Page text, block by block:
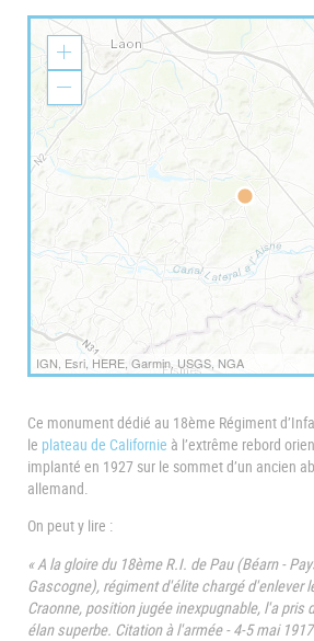
IGN, Esri, HERE, Garmin, USGS, NGA
Z
o
o
m
I
o
o
O
u
Ce monument dédié au 18ème Régiment
le plateau de Californie à l’extrême rebord
implanté en 1927 sur le sommet d’un ancien
allemand.
On peut y lire :
« A la gloire du 18ème R.I. de Pau (Béarn -
Gascogne), régiment d'élite chargé d'enlever
Craonne, position jugée inexpugnable, l'a pris
élan superbe. Citation à l'armée - 4-5 mai